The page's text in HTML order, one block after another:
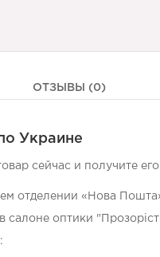
ОТЗЫВЫ (0)
Украине
сейчас и получите
отделении «Нова
в салоне оптики